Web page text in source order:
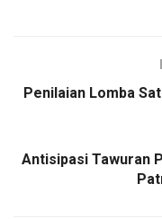
Penilaian Lomba
Antisipasi Tawuran